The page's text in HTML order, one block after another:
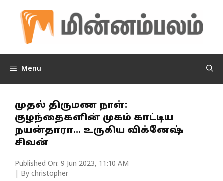
content
Menu
முதல் திருமண நாள்:
குழந்தைகளின் முகம் காட்டிய
நயன்தாரா… உருகிய விக்னேஷ்
சிவன்
Published On: 9 Jun 2023, 11:10 AM
| By christopher